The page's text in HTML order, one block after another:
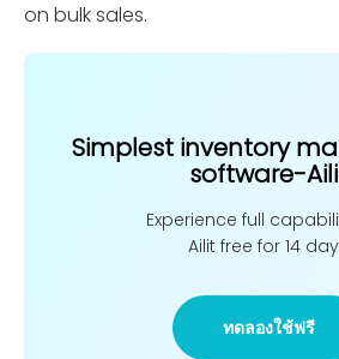
on bulk sales.
Simplest inventory
software-
Experience full
Ailit free for 14
ทดลองใช้ฟรี